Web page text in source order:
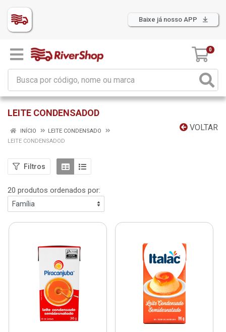
Baixe já nosso APP
0
LEITE CONDENSADOD
VOLTAR
INÍCIO
LEITE CONDENSADO
LEITE CONDENSADOD
Filtros
20 produtos ordenados por: